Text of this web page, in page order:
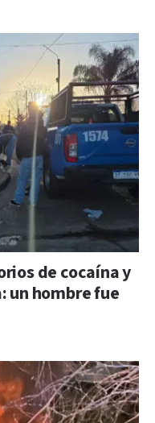
de cocaína y
un hombre fue